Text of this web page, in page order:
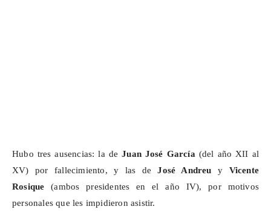
Hubo tres ausencias: la deJuan José García (del año XII al
XV) por fallecimiento, y las deJosé Andreu y Vicente
Rosique (ambos presidentes en el año IV), por motivos
personales que les impidieron asistir.